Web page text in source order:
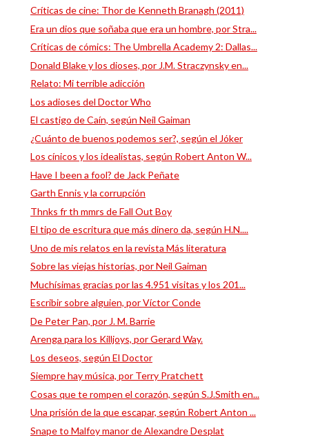
Críticas de cine: Thor de Kenneth Branagh (2011)
Era un dios que soñaba que era un hombre, por Stra...
Críticas de cómics: The Umbrella Academy 2: Dallas...
Donald Blake y los dioses, por J.M. Straczynsky en...
Relato: Mi terrible adicción
Los adioses del Doctor Who
El castigo de Caín, según Neil Gaiman
¿Cuánto de buenos podemos ser?, según el Jóker
Los cínicos y los idealistas, según Robert Anton W...
Have I been a fool? de Jack Peñate
Garth Ennis y la corrupción
Thnks fr th mmrs de Fall Out Boy
El tipo de escritura que más dinero da, según H.N....
Uno de mis relatos en la revista Más literatura
Sobre las viejas historias, por Neil Gaiman
Muchísimas gracias por las 4.951 visitas y los 201...
Escribir sobre alguien, por Víctor Conde
De Peter Pan, por J. M. Barrie
Arenga para los Killjoys, por Gerard Way.
Los deseos, según El Doctor
Siempre hay música, por Terry Pratchett
Cosas que te rompen el corazón, según S.J.Smith en...
Una prisión de la que escapar, según Robert Anton ...
Snape to Malfoy manor de Alexandre Desplat